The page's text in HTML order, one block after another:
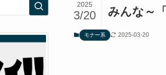
みんな～
2025
3/20
モナー系 2025-03-20